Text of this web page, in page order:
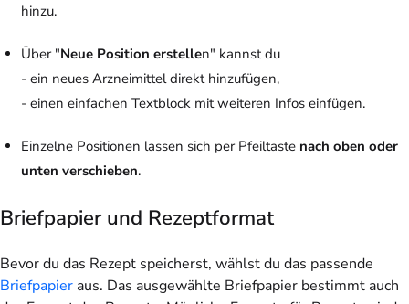
hinzu.
Über "Neue Position erstellen" kannst du
- ein neues Arzneimittel direkt hinzufügen,
- einen einfachen Textblock mit weiteren Infos einfügen.
Einzelne Positionen lassen sich per Pfeiltaste nach oben oder
unten verschieben.
Briefpapier und Rezeptformat
Bevor du das Rezept speicherst, wählst du das passende
Briefpapier aus. Das ausgewählte Briefpapier bestimmt auch